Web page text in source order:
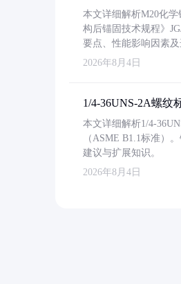
本文详细解析M20化
构后锚固技术规程》
要点、性能影响因素
2026年8月4日
1/4-36UNS-2A螺纹
本文详细解析1/4-
（ASME B1.1标准）
建议与扩展知识。
2026年8月4日